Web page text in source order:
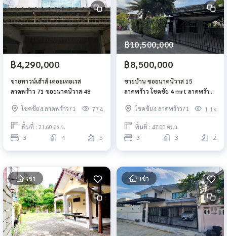
฿4,290,000
ขายทาวน์เฮ้าส์ เดอะเทอเรส
ลาดพร้าว 71 ซอยนาคนิวาส 48
โชคชัย4 ลาดพร้าว71 774
พื้นที่ : 21.60 ตร.ว.
3 4 3
฿10,500,000
฿8,500,000
ขายบ้าน ซอยนาคนิวาส 15
ลาดพร้าว โชคชัย 4 mrt ลาดพร้าว
โชคชัย4 ลาดพร้าว71
1.1k
พื้นที่ : 47.00 ตร.ว.
3 3 2
เช่า เช่า